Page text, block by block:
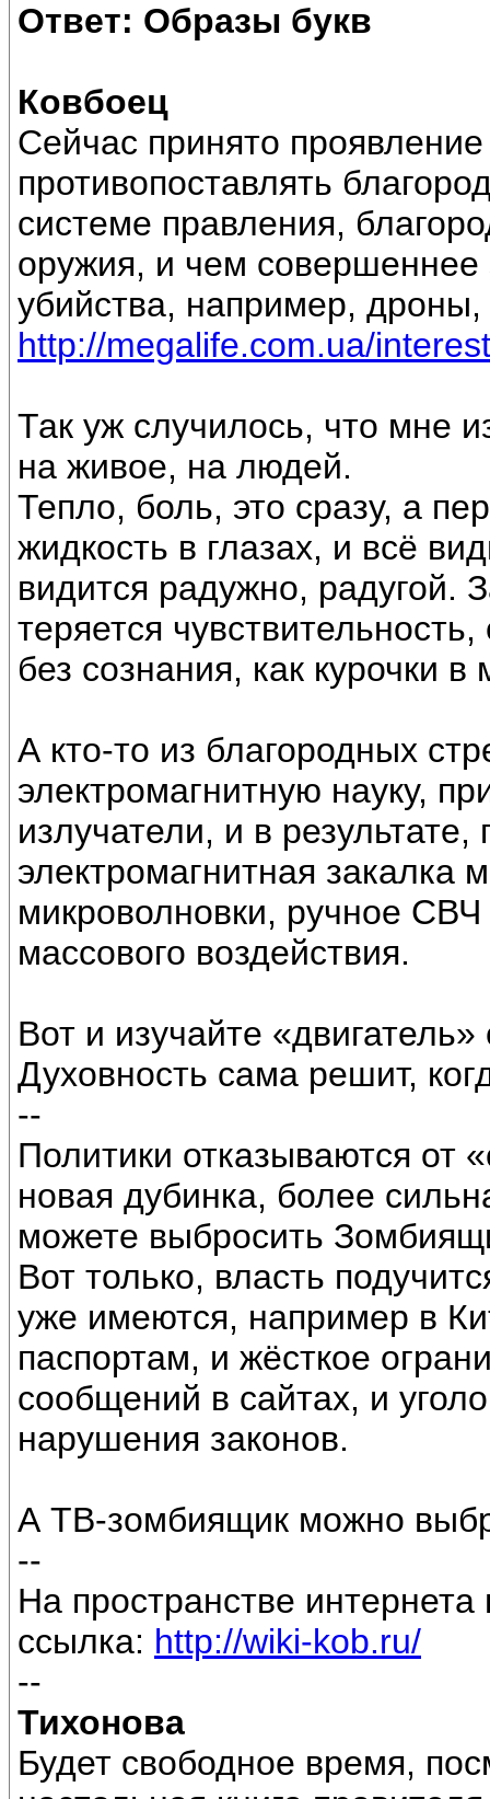
Ответ: Образы букв
Ковбоец
Сейчас принято
противопоставлять
системе правления,
оружия, и чем совершеннее
убийства, например,
http://megalife.com.ua/
Так уж случилось, что мне
на живое, на людей.
Тепло, боль, это сразу, а
жидкость в глазах, и всё
видится радужно, радугой.
теряется
без сознания, как курочки в
А кто-то из благородных
электромагнитную науку,
излучатели, и в
электромагнитная закалка
микроволновки, ручное
массового воздействия.
Вот и изучайте
Духовность сама решит,
--
Политики отказываются от
новая дубинка, более
можете выбросить
Вот только, власть
уже имеются, например в
паспортам, и жёсткое
сообщений в сайтах, и
нарушения законов.
А ТВ-зомбиящик можно
--
На пространстве
ссылка: http://wiki-kob.ru/
--
Тихонова
Будет свободное время,